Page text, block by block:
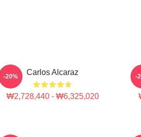
Carlos Alcaraz
₩2,728,440 - ₩6,325,020
-20% -